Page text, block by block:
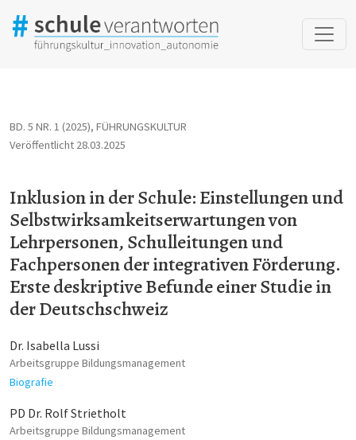
BD. 5 NR. 1 (2025), FÜHRUNGSKULTUR
Inklusion in der Schule: Einstellungen und
Selbstwirksamkeitserwartungen von
Lehrpersonen, Schulleitungen und
Fachpersonen der integrativen Förderung.
Erste deskriptive Befunde einer Studie in
der Deutschschweiz
Veröffentlicht 28.03.2025
Dr. Isabella Lussi
Arbeitsgruppe Bildungsmanagement
Biografie
PD Dr. Rolf Strietholt
Arbeitsgruppe Bildungsmanagement